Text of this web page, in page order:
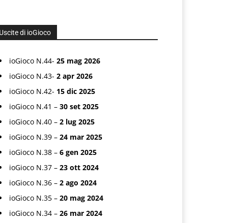
Uscite di ioGioco
ioGioco N.44- 25 mag 2026
ioGioco N.43- 2 apr 2026
ioGioco N.42- 15 dic 2025
ioGioco N.41 – 30 set 2025
ioGioco N.40 – 2 lug 2025
ioGioco N.39 – 24 mar 2025
ioGioco N.38 – 6 gen 2025
ioGioco N.37 – 23 ott 2024
ioGioco N.36 – 2 ago 2024
ioGioco N.35 – 20 mag 2024
ioGioco N.34 – 26 mar 2024